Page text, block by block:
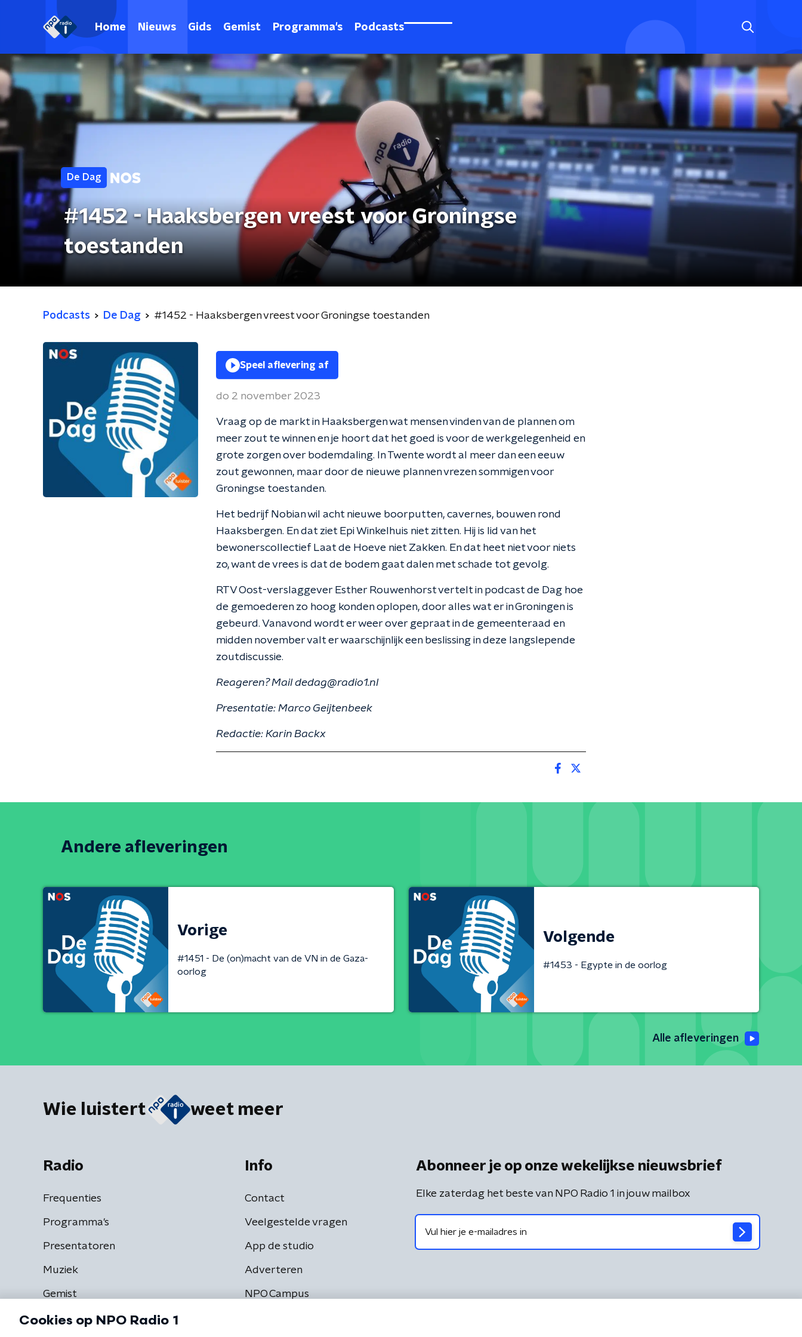
Home Nieuws Gids Gemist Programma's Podcasts
De Dag
#1452 - Haaksbergen vreest voor Groningse
toestanden
Podcasts De Dag #1452 - Haaksbergen vreest voor Groningse toestanden
Speel aflevering af
do 2 november 2023
Vraag op de markt in Haaksbergen wat mensen vinden van de plannen om
meer zout te winnen en je hoort dat het goed is voor de werkgelegenheid en
grote zorgen over bodemdaling. In Twente wordt al meer dan een eeuw
zout gewonnen, maar door de nieuwe plannen vrezen sommigen voor
Groningse toestanden.
Het bedrijf Nobian wil acht nieuwe boorputten, cavernes, bouwen rond
Haaksbergen. En dat ziet Epi Winkelhuis niet zitten. Hij is lid van het
bewonerscollectief Laat de Hoeve niet Zakken. En dat heet niet voor niets
zo, want de vrees is dat de bodem gaat dalen met schade tot gevolg.
RTV Oost-verslaggever Esther Rouwenhorst vertelt in podcast de Dag hoe
de gemoederen zo hoog konden oplopen, door alles wat er in Groningen is
gebeurd. Vanavond wordt er weer over gepraat in de gemeenteraad en
midden november valt er waarschijnlijk een beslissing in deze langslepende
zoutdiscussie.
Reageren? Mail dedag@radio1.nl
Presentatie: Marco Geijtenbeek
Redactie: Karin Backx
Andere afleveringen
Vorige
#1451 - De (on)macht van de VN in de Gaza-
oorlog
Volgende
#1453 - Egypte in de oorlog
Alle afleveringen
Wie luistert weet meer
Radio
Frequenties
Programma's
Presentatoren
Muziek
Gemist
Info
Contact
Veelgestelde vragen
App de studio
Adverteren
NPO Campus
Abonneer je op onze wekelijkse nieuwsbrief
Elke zaterdag het beste van NPO Radio 1 in jouw mailbox